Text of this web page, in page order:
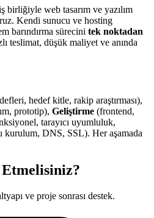
birliğiyle web tasarım ve yazılım
Kendi sunucu ve hosting
barındırma sürecini tek noktadan
teslimat, düşük maliyet ve anında
hedef kitle, rakip araştırması),
prototip), Geliştirme (frontend,
tarayıcı uyumluluk,
kurulum, DNS, SSL). Her aşamada
ve proje sonrası destek.